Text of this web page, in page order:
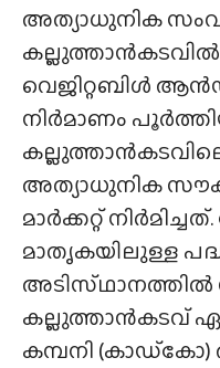
അത്യാധുനിക
കല്ലുത്താൻകടവിൽ
വെജിറ്റബിൾ ആൻഡ്
നിർമാണം
അത്യാധുനിക
മാർക്കറ്റ്
മാതൃകയിലുള്ള
അടിസ്‌ഥാനത്തിൽ
കല്ലുത്താൻകടവ്
കമ്പനി